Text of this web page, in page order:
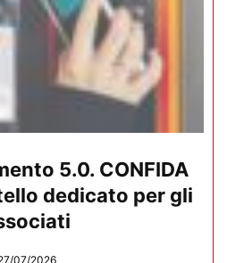
5.0. CONFIDA
dedicato per gli
07/2026